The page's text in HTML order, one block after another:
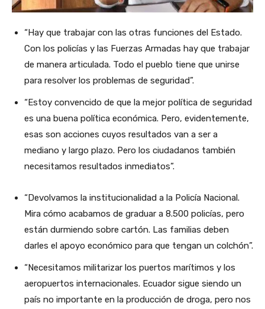
“Hay que trabajar con las otras funciones del Estado.
Con los policías y las Fuerzas Armadas hay que trabajar
de manera articulada. Todo el pueblo tiene que unirse
para resolver los problemas de seguridad”.
“Estoy convencido de que la mejor política de seguridad
es una buena política económica. Pero, evidentemente,
esas son acciones cuyos resultados van a ser a
mediano y largo plazo. Pero los ciudadanos también
necesitamos resultados inmediatos”.
“Devolvamos la institucionalidad a la Policía Nacional.
Mira cómo acabamos de graduar a 8.500 policías, pero
están durmiendo sobre cartón. Las familias deben
darles el apoyo económico para que tengan un colchón”.
“Necesitamos militarizar los puertos marítimos y los
aeropuertos internacionales. Ecuador sigue siendo un
país no importante en la producción de droga, pero nos